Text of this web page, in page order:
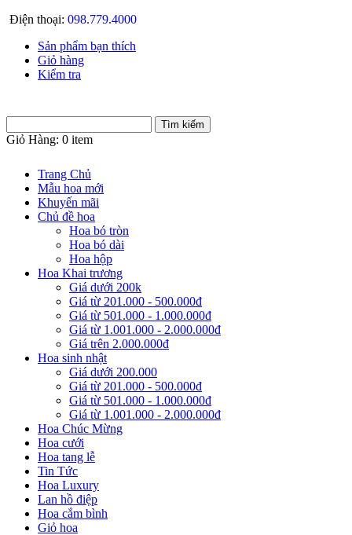
Điện thoại: 098.779.4000
Sản phẩm bạn thích
Giỏ hàng
Kiểm tra
Giỏ Hàng: 0 item
Trang Chủ
Mẫu hoa mới
Khuyến mãi
Chủ đề hoa
Hoa bó tròn
Hoa bó dài
Hoa hộp
Hoa Khai trương
Giá dưới 200k
Giá từ 201.000 - 500.000đ
Giá từ 501.000 - 1.000.000đ
Giá từ 1.001.000 - 2.000.000đ
Giá trên 2.000.000đ
Hoa sinh nhật
Giá dưới 200.000
Giá từ 201.000 - 500.000đ
Giá từ 501.000 - 1.000.000đ
Giá từ 1.001.000 - 2.000.000đ
Hoa Chúc Mừng
Hoa cưới
Hoa tang lễ
Tin Tức
Hoa Luxury
Lan hồ điệp
Hoa cắm bình
Giỏ hoa